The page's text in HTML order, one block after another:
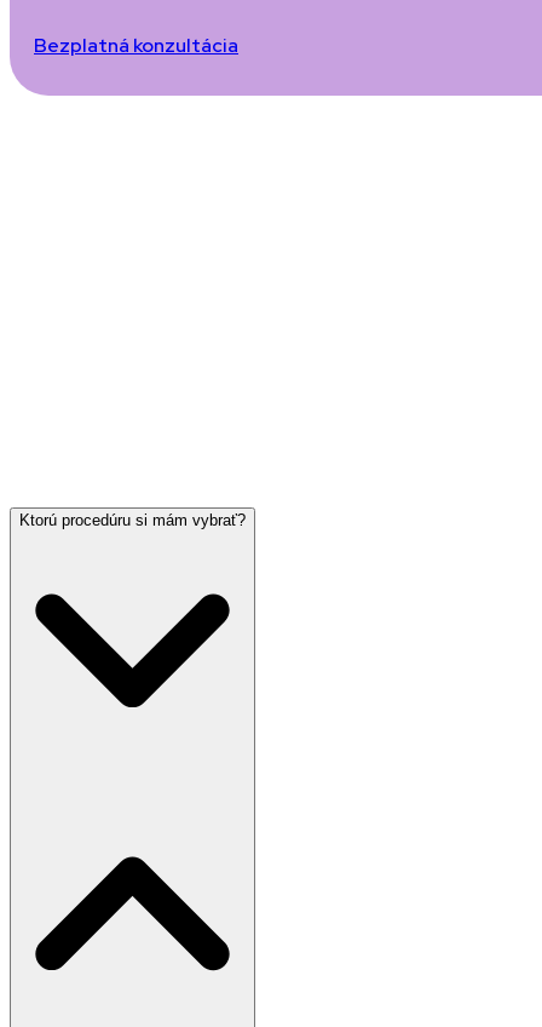
Bezplatná konzultácia
Ktorú procedúru si mám vybrať?